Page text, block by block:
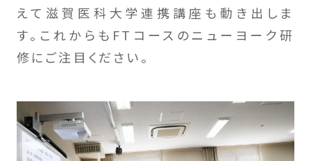
えて滋賀医科大学連携講座も動き出しま
す。これからもFTコースのニューヨーク研
修にご注目ください。